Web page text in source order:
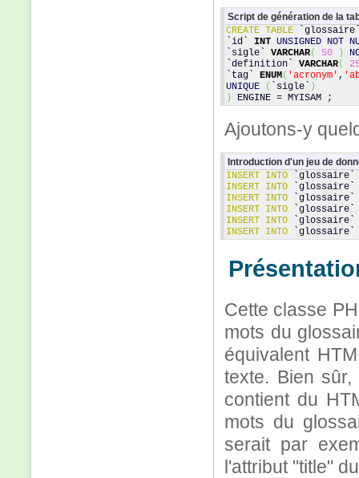
Script de génération de la
CREATE TABLE
`id` INT UNSIGNED NOT
`sigle` VARCHAR( 50 )
`definition` VARCHAR(
`tag` ENUM( 'acronym' ,
UNIQUE
( `sigle`
)
)
ENGINE = MYISAM ;
Ajoutons-y
Introduction d'un jeu de
INSERT INTO
INSERT INTO
INSERT INTO
INSERT INTO
INSERT INTO
INSERT INTO
Cette classe
mots du
équivalent
texte. Bien
contient du
mots du
serait par
l'attribut "title"